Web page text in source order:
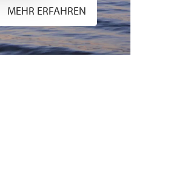
MEHR ERFAHREN